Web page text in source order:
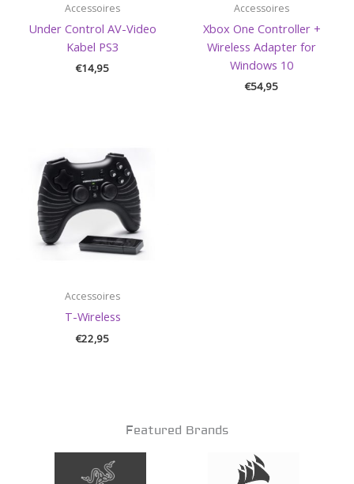
Accessoires
Under Control AV-Video
Kabel PS3
€14,95
Accessoires
Xbox One Controller +
Wireless Adapter for
Windows 10
€54,95
Accessoires
T-Wireless
€22,95
Featured Brands